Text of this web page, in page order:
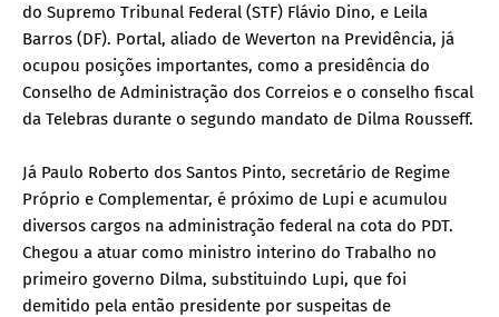
do Supremo Tribunal Federal (STF) Flávio Dino, e Leila
Barros (DF). Portal, aliado de Weverton na Previdência, já
ocupou posições importantes, como a presidência do
Conselho de Administração dos Correios e o conselho fiscal
da Telebras durante o segundo mandato de Dilma Rousseff.
Já Paulo Roberto dos Santos Pinto, secretário de Regime
Próprio e Complementar, é próximo de Lupi e acumulou
diversos cargos na administração federal na cota do PDT.
Chegou a atuar como ministro interino do Trabalho no
primeiro governo Dilma, substituindo Lupi, que foi
demitido pela então presidente por suspeitas de